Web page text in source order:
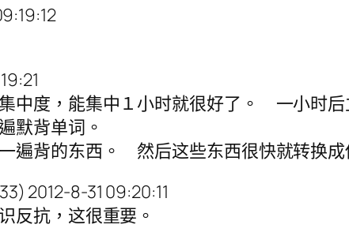
中度，能集中１小时就很好了。 一小时
默背单词。
遍背的东西。 然后这些东西很快就转换成
2012-8-31 09:20:11
反抗，这很重要。